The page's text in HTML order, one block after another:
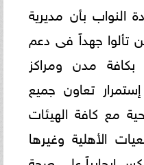
النواب بأن مديرية
تألوا جهداً فى دعم
مدن ومراكز
تعاون جميع
مع كافة الهيئات
الأهلية وغيرها